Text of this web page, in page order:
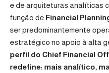
e de arquiteturas analíticas
função de Financial
ser predominantemente
estratégico no apoio à alta
perfil do Chief Financial
redefine: mais analítico,